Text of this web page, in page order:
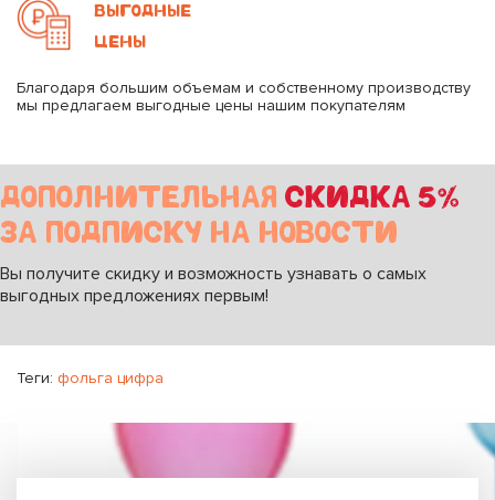
ВЫГОДНЫЕ
ЦЕНЫ
Благодаря большим объемам и собственному производству
мы предлагаем выгодные цены нашим покупателям
ДОПОЛНИТЕЛЬНАЯ СКИДКА 5%
ЗА ПОДПИСКУ НА НОВОСТИ
Вы получите скидку и возможность узнавать о самых
выгодных предложениях первым!
Теги: фольга цифра